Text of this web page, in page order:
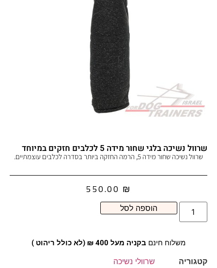
שרוול נשיכה בלגי שחור מידה 5 לכלבים חזקים במיוחד
שרוול נשיכה שחור מידה 5, הרמה החזקה ביותר בסדרה לכלבים עוצמתיים.
550.00 ₪
הוספה לסל
משלוח חינם בקניה מעל 400 ₪ (לא כולל ריהוט )
קטגוריה שרוולי נשיכה